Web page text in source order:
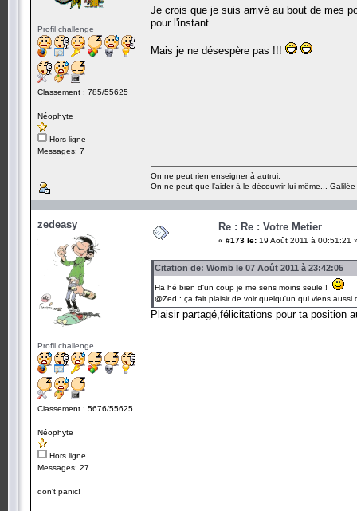
Profil challenge
Classement : 785/55625
Néophyte
Hors ligne
Messages: 7
Je crois que je suis arrivé au bout de mes
pour l'instant.
Mais je ne désespère pas !!!
On ne peut rien enseigner à autrui.
On ne peut que l'aider à le découvrir lui-même... Galilée
zedeasy
Profil challenge
Classement : 5676/55625
Néophyte
Hors ligne
Messages: 27
don't panic!
Re : Re : Votre Metier
« #173 le: 19 Août 2011 à 00:51:21
Citation de: Womb le 07 Août 2011 à 23:42:05
Ha hé bien d'un coup je me sens moins seule !
@Zed : ça fait plaisir de voir quelqu'un qui viens aussi
Plaisir partagé,félicitations pour ta position